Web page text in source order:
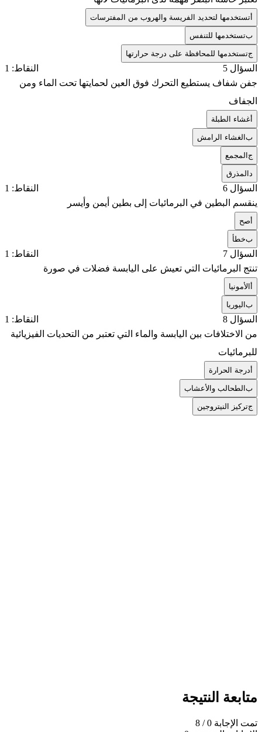
تستخدمها لتحديد الفريسة والهروب من المفترسات
بتستخدمها للتنفس
جتستخدمها للمحافظة على درجة حرارتها
السؤال 5
النقاط: 1
جفن شفاف يستطيع التحرك فوق العين لحمايتها تحت الماء ومن
الجفاف
غشاء الطبلة
بالغشاء الرامش
جالمجمع
المذرق
السؤال 6
النقاط: 1
ينقسم البطين في البرمائيات إلى بطين أيمن وأيسر
صح
بخطأ
السؤال 7
النقاط: 1
تنتج البرمائيات التي تعيش على اليابسة فضلات في صورة
الأمونيا
باليوريا
السؤال 8
النقاط: 1
من الاختلافات بين اليابسة والماء التي تعتبر من التحديات الفيزيائية
للبرمائيات
درجة الحرارة
بالطحالب والأعشاب
جتركيز النيتروجين
متابعة النتيجة
تمت الإجابة 0
/ 8